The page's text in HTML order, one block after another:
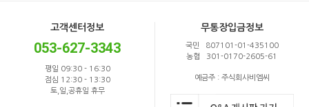
고객센터정보
053-627-3343
평일 09:30 - 16:30
점심 12:30 - 13:30
토,일,공휴일 휴무
무통장입금정보
국민 807101-01-435100
농협 301-0170-2605-61
예금주 : 주식회사비엠씨